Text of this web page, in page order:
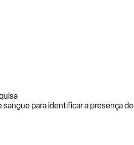
para identificar a presença